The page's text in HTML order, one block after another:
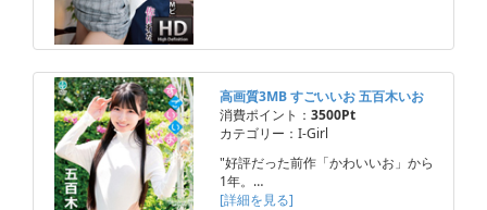
高画質3MB すごいいお 五百木いお
消費ポイント： 3500Pt
カテゴリー：I-Girl
"好評だった前作「かわいいお」から
1年。…
[詳細を見る]